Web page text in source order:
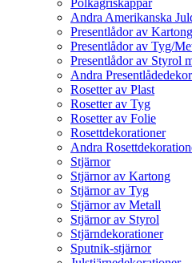
Polkagriskäppar
Andra Amerikanska
Presentlådor av Kartong
Presentlådor av Tyg/
Presentlådor av Styrol
Andra
Rosetter av Plast
Rosetter av Tyg
Rosetter av Folie
Rosettdekorationer
Andra
Stjärnor
Stjärnor av Kartong
Stjärnor av Tyg
Stjärnor av Metall
Stjärnor av Styrol
Stjärndekorationer
Sputnik-stjärnor